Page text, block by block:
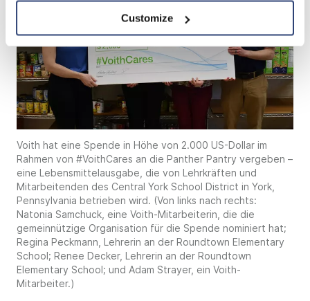
Customize
Voith hat eine Spende in Höhe von 2.000 US-Dollar im
Rahmen von #VoithCares an die Panther Pantry vergeben –
eine Lebensmittelausgabe, die von Lehrkräften und
Mitarbeitenden des Central York School District in York,
Pennsylvania betrieben wird. (Von links nach rechts:
Natonia Samchuck, eine Voith-Mitarbeiterin, die die
gemeinnützige Organisation für die Spende nominiert hat;
Regina Peckmann, Lehrerin an der Roundtown Elementary
School; Renee Decker, Lehrerin an der Roundtown
Elementary School; und Adam Strayer, ein Voith-
Mitarbeiter.)